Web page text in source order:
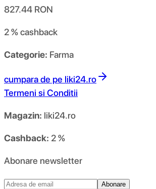
827.44 RON
2 %cashback
Categorie: Farma
cumpara de pe liki24.ro
Termeni si Conditii
Magazin: liki24.ro
Cashback: 2 %
Abonare newsletter
Abonare